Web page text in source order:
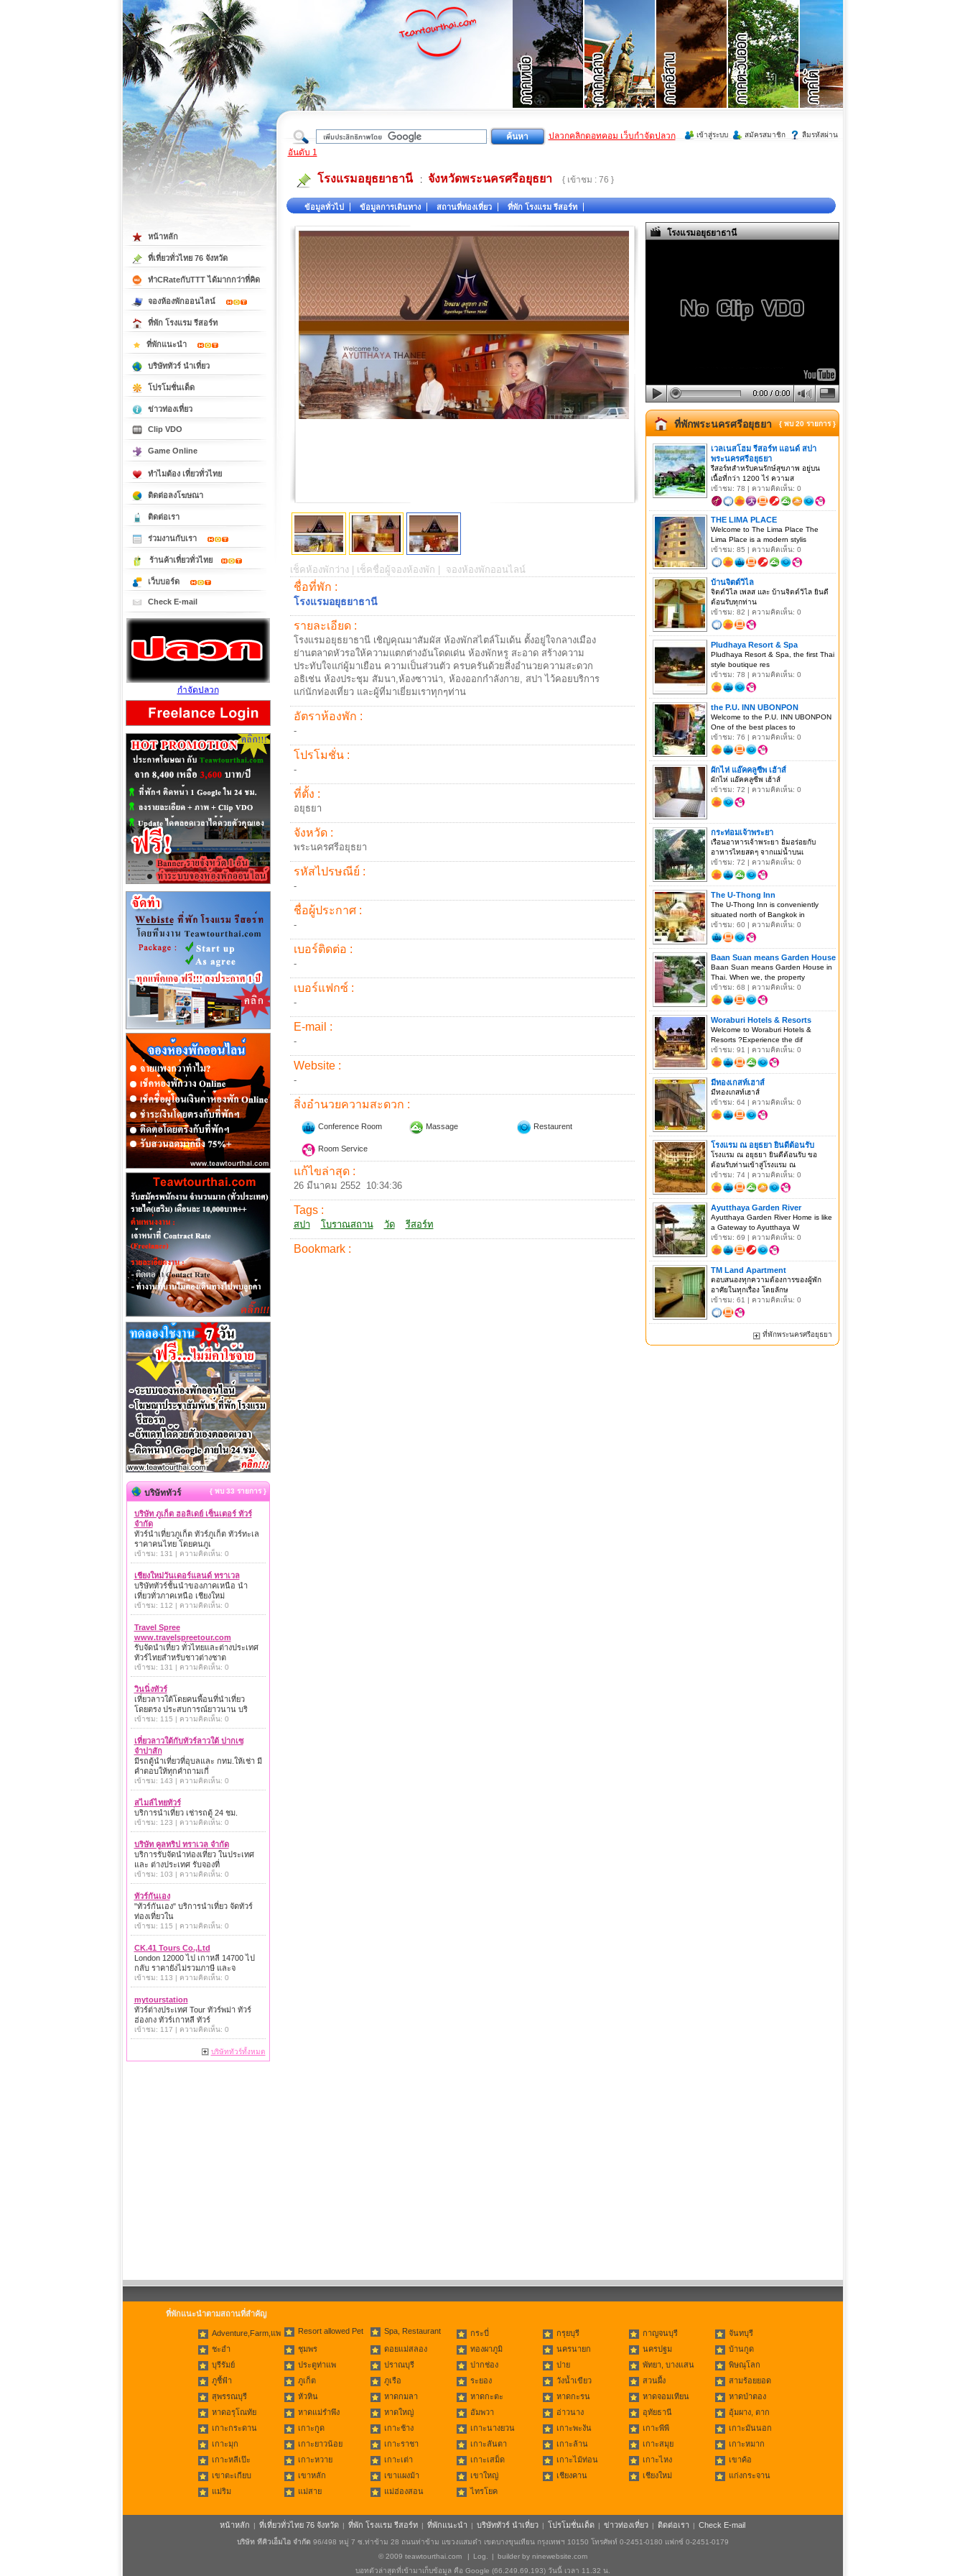
ที่เที่ยวภาคใต้
เข้าสู่ระบบ สมัครสมาชิก ลืมรหัสผ่าน
ปลวกคลิกดอทคอม เว็บกำจัดปลวก
อันดับ 1
โรงแรมอยุธยาธานี : จังหวัดพระนครศรีอยุธยา { เข้าชม : 76 }
ข้อมูลทั่วไป ข้อมูลการเดินทาง สถานที่ท่องเที่ยว ที่พัก โรงแรม รีสอร์ท
โรงแรมอยุธยาธานี
ที่พักพระนครศรีอยุธยา { พบ 20 รายการ }
เวลเนสโฮม รีสอร์ท แอนด์ สปา
พระนครศรีอยุธยา
รีสอร์ทสำหรับคนรักษ์สุขภาพ อยู่บน
เนื้อที่กว่า 1200 ไร่ ความส
เข้าชม: 78 | ความคิดเห็น: 0
THE LIMA PLACE
Welcome to The Lima Place The
Lima Place is a modern stylis
เข้าชม: 85 | ความคิดเห็น: 0
บ้านจิตต์วิไล
จิตต์วิไล เพลส และ บ้านจิตต์วิไล ยินดี
ต้อนรับทุกท่าน
เข้าชม: 82 | ความคิดเห็น: 0
Pludhaya Resort & Spa
Pludhaya Resort & Spa, the first Thai
style boutique res
เข้าชม: 78 | ความคิดเห็น: 0
the P.U. INN UBONPON
Welcome to the P.U. INN UBONPON
One of the best places to
เข้าชม: 76 | ความคิดเห็น: 0
ผักไห่ แอ๊คคลูซีพ เฮ้าส์
ผักไห่ แอ๊คคลูซีพ เฮ้าส์
เข้าชม: 72 | ความคิดเห็น: 0
กระท่อมเจ้าพระยา
เรือนอาหารเจ้าพระยา อิ่มอร่อยกับ
อาหารไทยสดๆ จากแม่น้ำบนเ
เข้าชม: 72 | ความคิดเห็น: 0
The U-Thong Inn
The U-Thong Inn is conveniently
situated north of Bangkok in
เข้าชม: 60 | ความคิดเห็น: 0
Baan Suan means Garden House
Baan Suan means Garden House in
Thai. When we, the property
เข้าชม: 68 | ความคิดเห็น: 0
Woraburi Hotels & Resorts
Welcome to Woraburi Hotels &
Resorts ?Experience the dif
เข้าชม: 91 | ความคิดเห็น: 0
มีทองเกสท์เฮาส์
มีทองเกสท์เฮาส์
เข้าชม: 64 | ความคิดเห็น: 0
โรงแรม ณ อยุธยา ยินดีต้อนรับ
โรงแรม ณ อยุธยา ยินดีต้อนรับ ขอ
ต้อนรับท่านเข้าสู่โรงแรม ณ
เข้าชม: 74 | ความคิดเห็น: 0
Ayutthaya Garden River
Ayutthaya Garden River Home is like
a Gateway to Ayutthaya W
เข้าชม: 69 | ความคิดเห็น: 0
TM Land Apartment
ตอบสนองทุกความต้องการของผู้พัก
อาศัยในทุกเรื่อง โดยลักษ
เข้าชม: 61 | ความคิดเห็น: 0
ที่พักพระนครศรีอยุธยา
เช็คห้องพักว่าง | เช็คชื่อผู้จองห้องพัก | จองห้องพักออนไลน์
ชื่อที่พัก :
โรงแรมอยุธยาธานี
รายละเอียด :
โรงแรมอยุธยาธานี เชิญคุณมาสัมผัส ห้องพักสไตล์โมเด้น ตั้งอยู่ใจกลางเมือง
ย่านตลาดหัวรอให้ความแตกต่างอันโดดเด่น ห้องพักหรู สะอาด สร้างความ
ประทับใจแก่ผู้มาเยือน ความเป็นส่วนตัว ครบครันด้วยสิ่งอำนวยความสะดวก
อธิเช่น ห้องประชุม สัมนา,ห้องซาวน่า, ห้องออกกำลังกาย, สปา ไว้คอยบริการ
แก่นักท่องเที่ยว และผู้ที่มาเยี่ยมเราทุกๆท่าน
อัตราห้องพัก :
-
โปรโมชั่น :
-
ที่ตั้ง :
อยุธยา
จังหวัด :
พระนครศรีอยุธยา
รหัสไปรษณีย์ :
-
ชื่อผู้ประกาศ :
-
เบอร์ติดต่อ :
-
เบอร์แฟกซ์ :
-
E-mail :
-
Website :
-
สิ่งอำนวยความสะดวก :
Conference Room Massage Restaurent
Room Service
แก้ไขล่าสุด :
26 มีนาคม 2552 10:34:36
Tags :
สปา โบราณสถาน วัด รีสอร์ท
Bookmark :
หน้าหลัก
ที่เที่ยวทั่วไทย 76 จังหวัด
ทำCRateกับTTT ได้มากกว่าที่คิด
จองห้องพักออนไลน์
ที่พัก โรงแรม รีสอร์ท
ที่พักแนะนำ
บริษัททัวร์ นำเที่ยว
โปรโมชั่นเด็ด
ข่าวท่องเที่ยว
Clip VDO
Game Online
ทำไมต้อง เที่ยวทั่วไทย
ติดต่อลงโฆษณา
ติดต่อเรา
ร่วมงานกับเรา
ร้านค้าเที่ยวทั่วไทย
เว็บบอร์ด
Check E-mail
กำจัดปลวก
บริษัททัวร์ { พบ 33 รายการ }
บริษัท ภูเก็ต ฮอลิเดย์ เซ็นเตอร์ ทัวร์
จำกัด
ทัวร์นำเที่ยวภูเก็ต ทัวร์ภูเก็ต ทัวร์ทะเล
ราคาคนไทย โดยคนภูเ
เข้าชม: 131 | ความคิดเห็น: 0
เชียงใหม่วันเดอร์แลนด์ ทราเวล
บริษัททัวร์ชั้นนำของภาคเหนือ นำ
เที่ยวทั่วภาคเหนือ เชียงใหม่
เข้าชม: 112 | ความคิดเห็น: 0
Travel Spree
www.travelspreetour.com
รับจัดนำเที่ยว ทั่วไทยและต่างประเทศ
ทัวร์ไทยสำหรับชาวต่างชาต
เข้าชม: 131 | ความคิดเห็น: 0
วินนิ่งทัวร์
เที่ยวลาวใต้โดยคนพื้อนที่นำเที่ยว
โดยตรง ประสบการณ์ยาวนาน บริ
เข้าชม: 115 | ความคิดเห็น: 0
เที่ยวลาวใต้กับทัวร์ลาวใต้ ปากเซ
จำปาสัก
มีรถตู้นำเที่ยวที่อุบลและ กทม.ให้เช่า มี
คำตอบให้ทุกคำถามเกี่
เข้าชม: 143 | ความคิดเห็น: 0
สไมล์ไทยทัวร์
บริการนำเที่ยว เช่ารถตู้ 24 ชม.
เข้าชม: 123 | ความคิดเห็น: 0
บริษัท คูลทริป ทราเวล จำกัด
บริการรับจัดนำท่องเที่ยว ในประเทศ
และ ต่างประเทศ รับจองที่
เข้าชม: 103 | ความคิดเห็น: 0
ทัวร์กันเอง
"ทัวร์กันเอง" บริการนำเที่ยว จัดทัวร์
ท่องเที่ยวใน
เข้าชม: 115 | ความคิดเห็น: 0
CK.41 Tours Co.,Ltd
London 12000 ไป เกาหลี 14700 ไป
กลับ ราคายังไม่รวมภาษี และจ
เข้าชม: 113 | ความคิดเห็น: 0
mytourstation
ทัวร์ต่างประเทศ Tour ทัวร์พม่า ทัวร์
ฮ่องกง ทัวร์เกาหลี ทัวร์
เข้าชม: 117 | ความคิดเห็น: 0
บริษัททัวร์ทั้งหมด
ที่พักแนะนำตามสถานที่สำคัญ
Adventure,Farm,แพ Resort allowed Pet Spa, Restaurant กระบี่ กรุยบุรี กาญจนบุรี
จันทบุรี
ชะอำ
ชุมพร ดอยแม่สลอง ทองผาภูมิ นครนายก นครปฐม
บ้านกูด
บุรีรัมย์
ประตูท่าแพ ปราณบุรี ปากช่อง ปาย พัทยา, บางแสน
พิษณุโลก
ภูชี้ฟ้า
ภูเก็ต ภูเรือ ระยอง วังน้ำเขียว สวนผึ้ง
สามร้อยยอด
สุพรรณบุรี
หัวหิน หาดกมลา หาดกะตะ หาดกะรน หาดจอมเทียน
หาดป่าตอง
หาดอรุโณทัย
หาดแม่รำพึง หาดใหญ่ อัมพวา อ่าวนาง อุทัยธานี
อุ้มผาง, ตาก
เกาะกระดาน
เกาะกูด เกาะช้าง เกาะนางยวน เกาะพะงัน เกาะพีพี
เกาะมันนอก
เกาะมุก
เกาะยาวน้อย เกาะราชา เกาะลันตา เกาะล้าน เกาะสมุย
เกาะหมาก
เกาะหลีเป๊ะ
เกาะหวาย เกาะเต่า เกาะเสม็ด เกาะไม้ท่อน เกาะไหง
เขาค้อ
เขาตะเกียบ
เขาหลัก เขาแผงม้า เขาใหญ่ เชียงคาน เชียงใหม่
แก่งกระจาน
แม่ริม
แม่สาย แม่ฮ่องสอน ไทรโยค
หน้าหลัก | ที่เที่ยวทั่วไทย 76 จังหวัด | ที่พัก โรงแรม รีสอร์ท | ที่พักแนะนำ | บริษัททัวร์ นำเที่ยว | โปรโมชั่นเด็ด | ข่าวท่องเที่ยว | ติดต่อเรา | Check E-mail
บริษัท ทีคิวเอ็มไอ จำกัด 96/498 หมู่ 7 ซ.ท่าข้าม 28 ถนนท่าข้าม แขวงแสมดำ เขตบางขุนเทียน กรุงเทพฯ 10150 โทรศัพท์ 0-2451-0180 แฟกซ์ 0-2451-0179
© 2009 teawtourthai.com | Log. | builder by ninewebsite.com
บอทตัวล่าสุดที่เข้ามาเก็บข้อมูล คือ Google (66.249.69.193) วันนี้ เวลา 11.32 น.